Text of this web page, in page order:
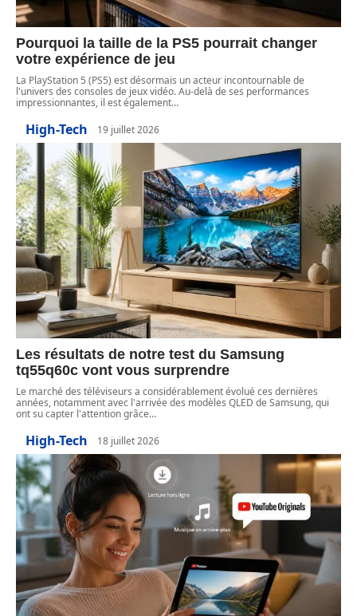
Pourquoi la taille de la PS5 pourrait changer
votre expérience de jeu
La PlayStation 5 (PS5) est désormais un acteur incontournable de
l'univers des consoles de jeux vidéo. Au-delà de ses performances
impressionnantes, il est également…
High-Tech 19 juillet 2026
Les résultats de notre test du Samsung
tq55q60c vont vous surprendre
Le marché des téléviseurs a considérablement évolué ces dernières
années, notamment avec l'arrivée des modèles QLED de Samsung, qui
ont su capter l'attention grâce…
High-Tech 18 juillet 2026